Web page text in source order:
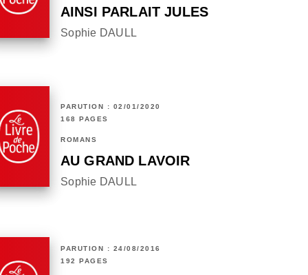
AINSI PARLAIT JULES
Sophie DAULL
PARUTION : 02/01/2020
168 PAGES
ROMANS
AU GRAND LAVOIR
Sophie DAULL
PARUTION : 24/08/2016
192 PAGES